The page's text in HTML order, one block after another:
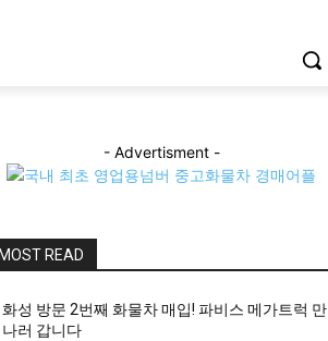
- Advertisment -
READ
화성 방문 2번째 화물차 매입! 파비스 메가트럭 만
나러 갑니다